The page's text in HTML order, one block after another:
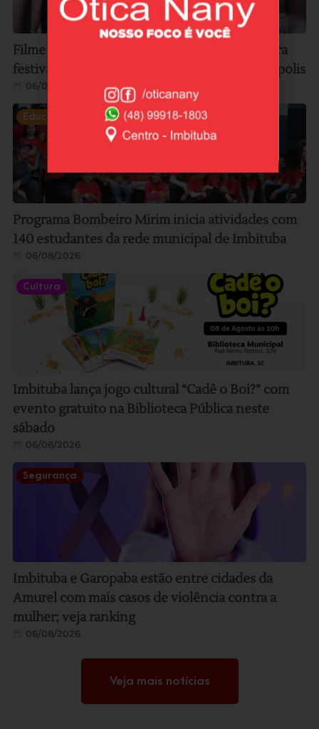
Filme gravado em Imbituba é selecionado para
festival internacional de cinema em Florianópolis
06/08/2026
Educação
Programa Bombeiro Mirim inicia atividades com
140 estudantes da rede municipal de Imbituba
06/08/2026
Cultura
Imbituba lança jogo cultural “Cadê o Boi?” com
evento gratuito na Biblioteca Pública neste
sábado
06/08/2026
Segurança
Imbituba e Garopaba estão entre cidades da
Amurel com mais casos de violência contra a
mulher; veja ranking
06/08/2026
Veja mais notícias